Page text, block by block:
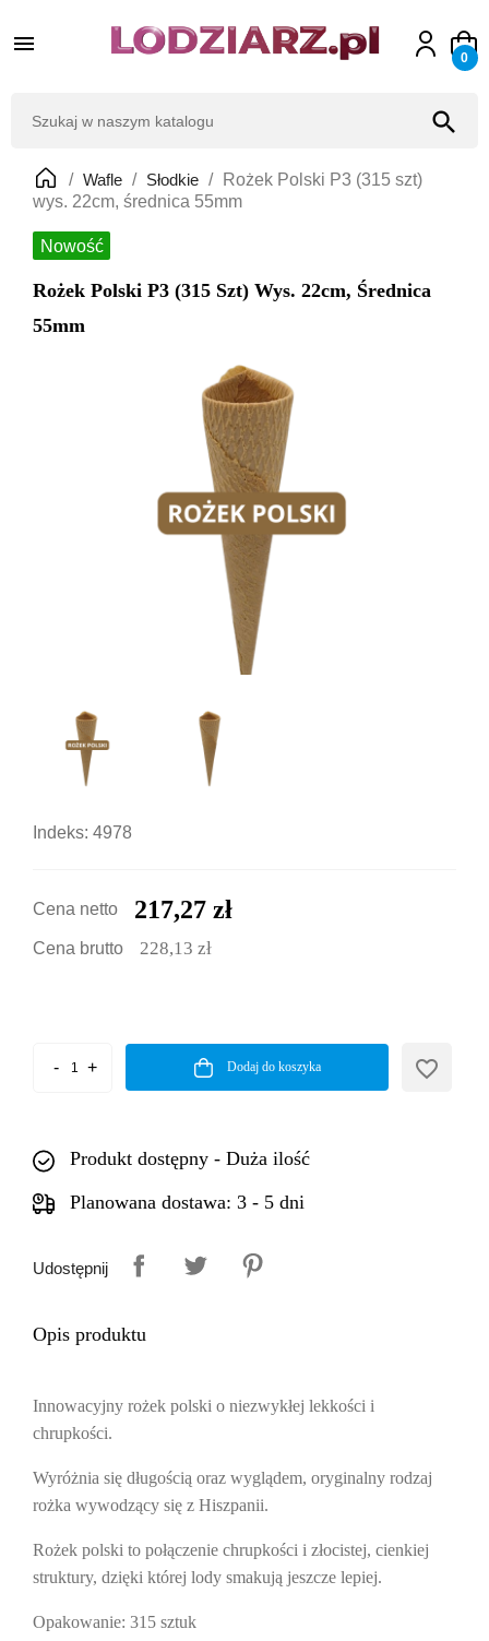
search

0
Wafle Słodkie
Rożek Polski P3 (315 szt)
wys. 22cm, średnica 55mm
Nowość
Rożek Polski P3 (315 Szt) Wys. 22cm, Średnica
55mm
Indeks: 4978
Cena netto 217,27 zł
Cena brutto 228,13 zł
Dodaj do koszyka favorite_border
Produkt dostępny - Duża ilość
Planowana dostawa: 3 - 5 dni
Udostępnij
Opis produktu
Innowacyjny rożek polski o niezwykłej lekkości i
chrupkości.
Wyróżnia się długością oraz wyglądem, oryginalny rodzaj
rożka wywodzący się z Hiszpanii.
Rożek polski to połączenie chrupkości i złocistej, cienkiej
struktury, dzięki której lody smakują jeszcze lepiej.
Opakowanie: 315 sztuk